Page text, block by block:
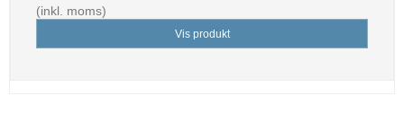
(inkl. moms)
Vis produkt